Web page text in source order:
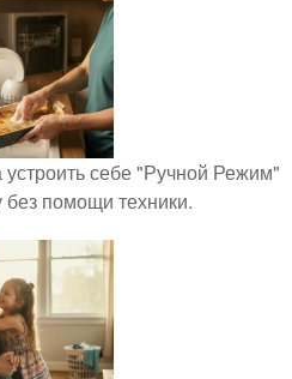
себе "Ручной Режим"
без помощи техники.